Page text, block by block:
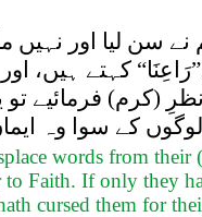
سن لیا اور نہیں
کہتے
فرمائیے تو یہ
کے سوا وہ
words from
to Faith. If only they
cursed them for